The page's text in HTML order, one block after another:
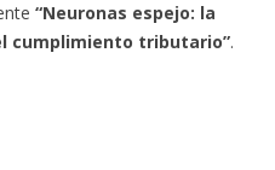
“Neuronas espejo: la
cumplimiento tributario”.